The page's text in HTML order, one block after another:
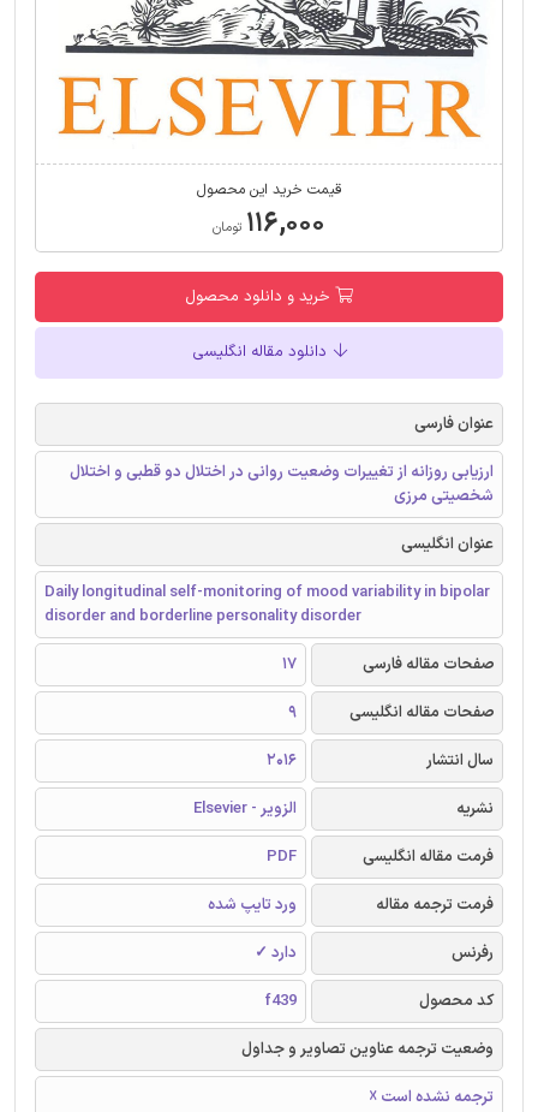
قیمت خرید این محصول
۱۱۶,۰۰۰ تومان
خرید و دانلود محصول
دانلود مقاله انگلیسی
عنوان فارسی
ارزیابی روزانه از تغییرات وضعیت روانی در اختلال دو قطبی و اختلال
شخصیتی مرزی
عنوان انگلیسی
Daily longitudinal self-monitoring of mood variability in bipolar
disorder and borderline personality disorder
صفحات مقاله فارسی
17
صفحات مقاله انگلیسی
9
سال انتشار
2016
نشریه
الزویر - Elsevier
فرمت مقاله انگلیسی
PDF
فرمت ترجمه مقاله
ورد تایپ شده
رفرنس
دارد ✓
کد محصول
f439
وضعیت ترجمه عناوین تصاویر و جداول
ترجمه نشده است ☓